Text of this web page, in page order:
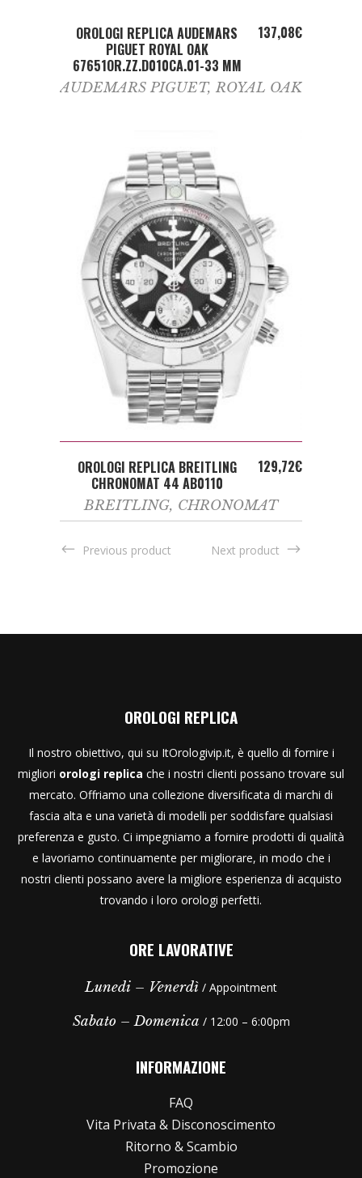
ADD TO CART
OROLOGI REPLICA AUDEMARS
PIGUET ROYAL OAK
67651OR.ZZ.D010CA.01-33 MM
137,08€
AUDEMARS PIGUET, ROYAL OAK
ADD TO CART
OROLOGI REPLICA BREITLING
CHRONOMAT 44 AB0110
129,72€
BREITLING, CHRONOMAT
Previous product Next product
OROLOGI REPLICA
Il nostro obiettivo, qui su ItOrologivip.it, è quello di fornire i
migliori orologi replica che i nostri clienti possano trovare sul
mercato. Offriamo una collezione diversificata di marchi di
fascia alta e una varietà di modelli per soddisfare qualsiasi
preferenza e gusto. Ci impegniamo a fornire prodotti di qualità
e lavoriamo continuamente per migliorare, in modo che i
nostri clienti possano avere la migliore esperienza di acquisto
trovando i loro orologi perfetti.
ORE LAVORATIVE
Lunedi – Venerdì / Appointment
Sabato – Domenica / 12:00 – 6:00pm
INFORMAZIONE
FAQ
Vita Privata & Disconoscimento
Ritorno & Scambio
Promozione